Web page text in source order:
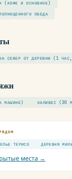
(КОФЕ И ОСНОВНОЕ)
ОБЕДА
СЕВЕР ОТ ДЕРЕВНИ (1
МАШИНЕ) КАЛИВЕС (30
ТЕРИСО ДЕРЕВНЯ
места →